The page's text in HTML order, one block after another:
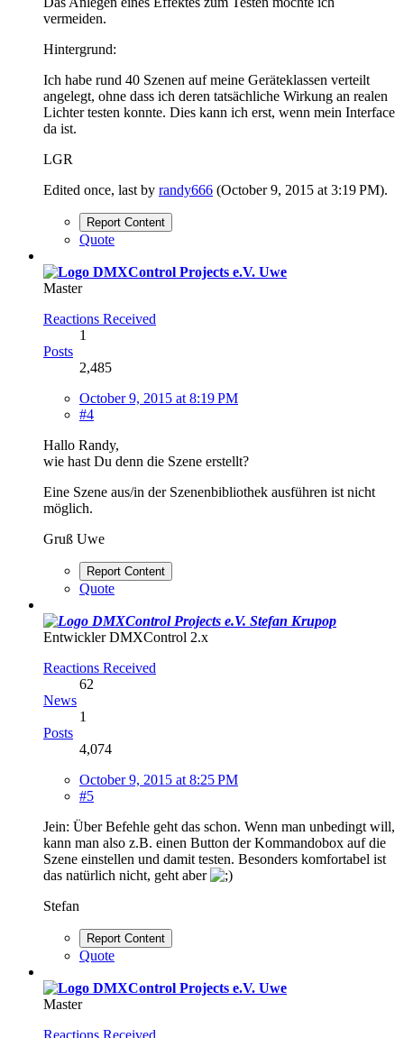
vermeiden.
Hintergrund:
Ich habe rund 40 Szenen auf meine Geräteklassen verteilt
angelegt, ohne dass ich deren tatsächliche Wirkung an realen
Lichter testen konnte. Dies kann ich erst, wenn mein Interface
da ist.
LGR
Edited once, last by randy666 (October 9, 2015 at 3:19 PM).
Report Content
Quote
Uwe
Master
Reactions Received
1
Posts
2,485
October 9, 2015 at 8:19 PM
#4
Hallo Randy,
wie hast Du denn die Szene erstellt?
Eine Szene aus/in der Szenenbibliothek ausführen ist nicht
möglich.
Gruß Uwe
Report Content
Quote
Stefan Krupop
Entwickler DMXControl 2.x
Reactions Received
62
News
1
Posts
4,074
October 9, 2015 at 8:25 PM
#5
Jein: Über Befehle geht das schon. Wenn man unbedingt will,
kann man also z.B. einen Button der Kommandobox auf die
Szene einstellen und damit testen. Besonders komfortabel ist
das natürlich nicht, geht aber
Stefan
Report Content
Quote
Uwe
Master
Reactions Received